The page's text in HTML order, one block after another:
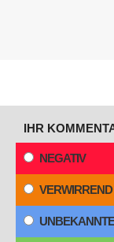
IHR
NEGATIV
VERWIRREND
UNBEKANNTE